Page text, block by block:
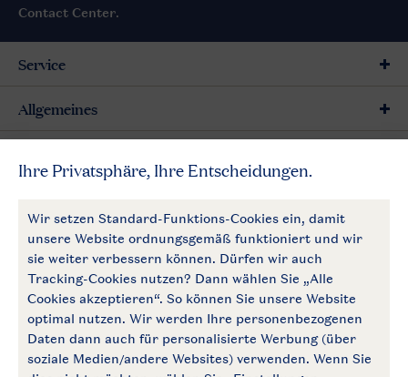
Contact Center.
Follow Us
facebookinstagram
Zum Newsletter anmelden
Service
Allgemeines